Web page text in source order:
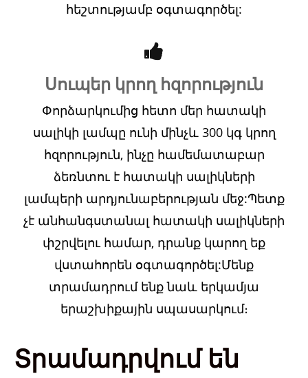
հեշտությամբ օգտագործել:
Սուպեր կրող հզորություն
Փորձարկումից հետո մեր հատակի
սալիկի լամպը ունի մինչև 300 կգ կրող
հզորություն, ինչը համեմատաբար
ձեռնտու է հատակի սալիկների
լամպերի արդյունաբերության մեջ:Պետք
չէ անհանգստանալ հատակի սալիկների
փշրվելու համար, դրանք կարող եք
վստահորեն օգտագործել:Մենք
տրամադրում ենք նաև երկամյա
երաշխիքային սպասարկում։
Տրամադրվում են